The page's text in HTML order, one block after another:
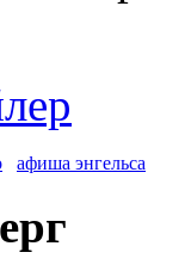
афиша энгельса